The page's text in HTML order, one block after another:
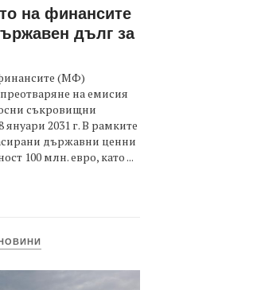
на финансите
дълг за
(МФ)
на емисия
съкровищни
2031 г. В рамките
държавни ценни
100 млн. евро, като ...